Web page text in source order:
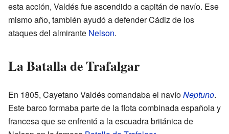
esta acción, Valdés fue ascendido a capitán de navío. Ese
mismo año, también ayudó a defender Cádiz de los
ataques del almirante Nelson.
La Batalla de Trafalgar
En 1805, Cayetano Valdés comandaba el navíoNeptuno.
Este barco formaba parte de la flota combinada española y
francesa que se enfrentó a la escuadra británica de